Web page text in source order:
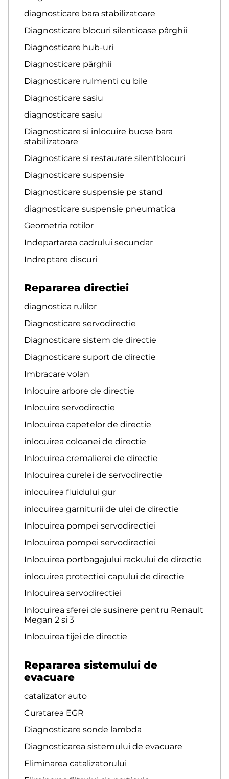
diagnosticare bara stabilizatoare
Diagnosticare blocuri silentioase pârghii
Diagnosticare hub-uri
Diagnosticare pârghii
Diagnosticare rulmenti cu bile
Diagnosticare sasiu
diagnosticare sasiu
Diagnosticare si inlocuire bucse bara
stabilizatoare
Diagnosticare si restaurare silentblocuri
Diagnosticare suspensie
Diagnosticare suspensie pe stand
diagnosticare suspensie pneumatica
Geometria rotilor
Indepartarea cadrului secundar
Indreptare discuri
Repararea directiei
diagnostica rulilor
Diagnosticare servodirectie
Diagnosticare sistem de directie
Diagnosticare suport de directie
Imbracare volan
Inlocuire arbore de directie
Inlocuire servodirectie
Inlocuirea capetelor de directie
inlocuirea coloanei de directie
Inlocuirea cremalierei de directie
Inlocuirea curelei de servodirectie
inlocuirea fluidului gur
inlocuirea garniturii de ulei de directie
Inlocuirea pompei servodirectiei
Inlocuirea pompei servodirectiei
Inlocuirea portbagajului rackului de directie
inlocuirea protectiei capului de directie
Inlocuirea servodirectiei
Inlocuirea sferei de susinere pentru Renault
Megan 2 si 3
Inlocuirea tijei de directie
Repararea sistemului de
evacuare
catalizator auto
Curatarea EGR
Diagnosticare sonde lambda
Diagnosticarea sistemului de evacuare
Eliminarea catalizatorului